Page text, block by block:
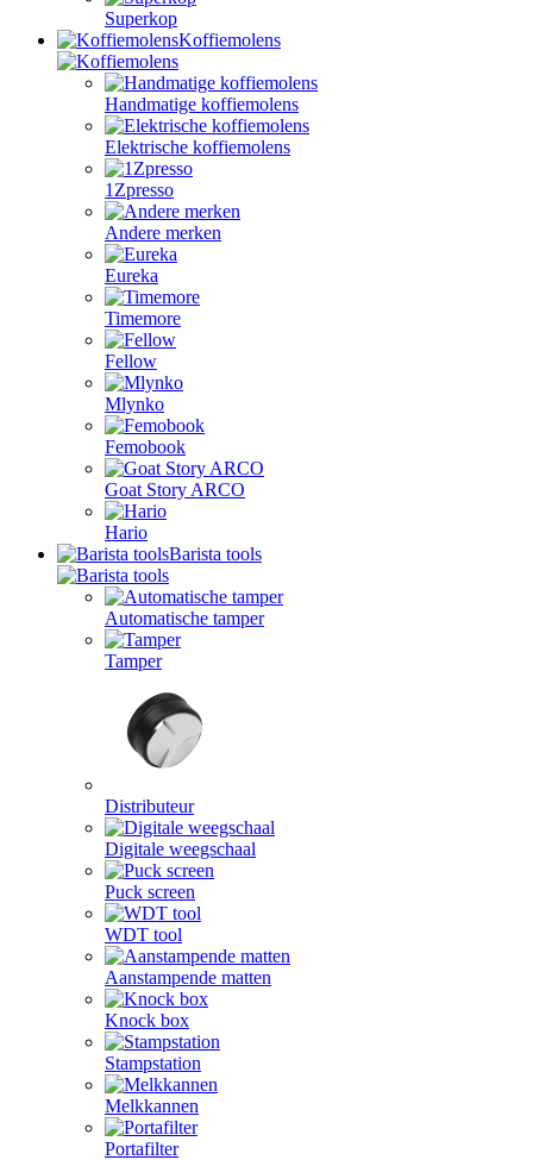
Superkop
Koffiemolens
Handmatige koffiemolens
Elektrische koffiemolens
1Zpresso
Andere merken
Eureka
Timemore
Fellow
Mlynko
Femobook
Goat Story ARCO
Hario
Barista tools
Automatische tamper
Tamper
Distributeur
Digitale weegschaal
Puck screen
WDT tool
Aanstampende matten
Knock box
Stampstation
Melkkannen
Portafilter